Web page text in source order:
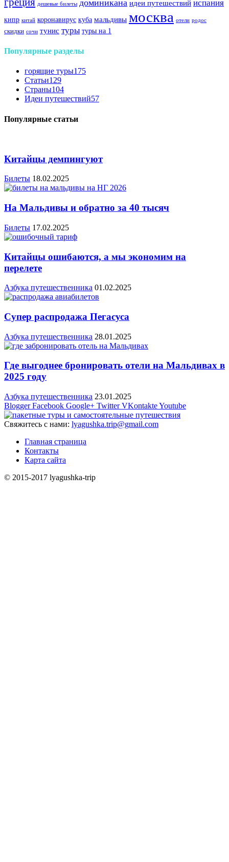
дешевые билеты доминикана идеи путешествий испания
кипр китай коронавирус куба мальдивы москва отели родос
скидки сочи тунис туры туры на 1
Популярные разделы
горящие туры175
Статьи129
Страны104
Идеи путешествий57
Популярные статьи
Китайцы демпингуют
Билеты 18.02.2025
На Мальдивы и обратно за 40 тысяч
Билеты 17.02.2025
Китайцы ошибаются, а мы экономим на
перелете
Азбука путешественника 01.02.2025
Супер распродажа Пегасуса
Азбука путешественника 28.01.2025
Где выгоднее бронировать отели на Мальдивах в
2025 году
Азбука путешественника 23.01.2025
Blogger Facebook Google+ Twitter VKontakteYoutube
Свяжитесь с нами: lyagushka.trip@gmail.com
Главная страница
Контакты
Карта сайта
© 2015-2017 lyagushka-trip